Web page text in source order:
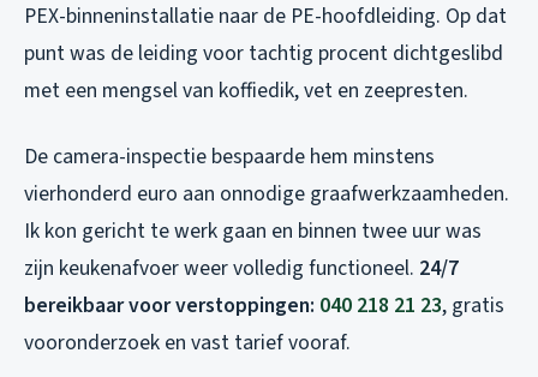
PEX-binneninstallatie naar de PE-hoofdleiding. Op dat
punt was de leiding voor tachtig procent dichtgeslibd
met een mengsel van koffiedik, vet en zeepresten.
De camera-inspectie bespaarde hem minstens
vierhonderd euro aan onnodige graafwerkzaamheden.
Ik kon gericht te werk gaan en binnen twee uur was
zijn keukenafvoer weer volledig functioneel. 24/7
bereikbaar voor verstoppingen: 040 218 21 23, gratis
vooronderzoek en vast tarief vooraf.